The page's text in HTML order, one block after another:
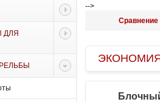
ДЛЯ
-->
Сравнение
ЭКОНОМИЯ